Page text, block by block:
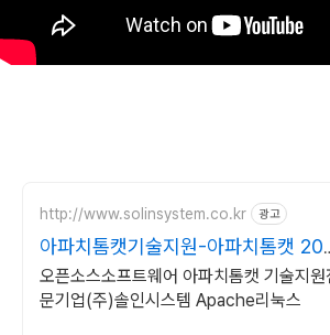
http://www.solinsystem.co.kr 광고
아파치톰캣기술지원-아파치톰캣 20
이상 기술지원 노하우
오픈소스소프트웨어 아파치톰캣 기술지원
문기업(주)솔인시스템 Apache리눅스